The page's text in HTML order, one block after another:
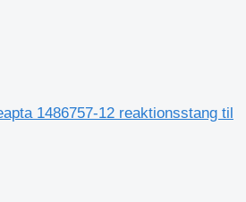
1486757-12 reaktionsstang til